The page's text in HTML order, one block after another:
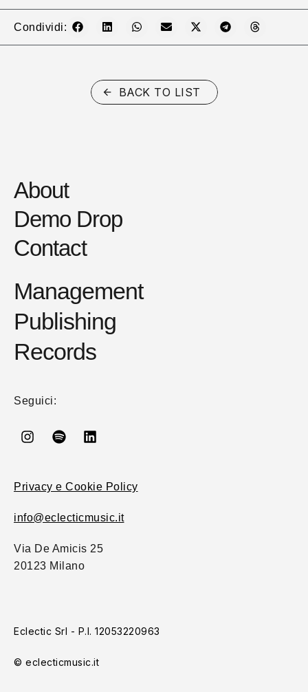
Condividi:
BACK TO LIST
About
Demo Drop
Contact
Management
Publishing
Records
Seguici:
Privacy e Cookie Policy
info@eclecticmusic.it
Via De Amicis 25
20123 Milano
Eclectic Srl - P.I. 12053220963
© eclecticmusic.it